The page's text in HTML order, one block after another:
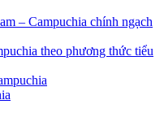
– Campuchia chính ngạch
theo phương thức tiểu